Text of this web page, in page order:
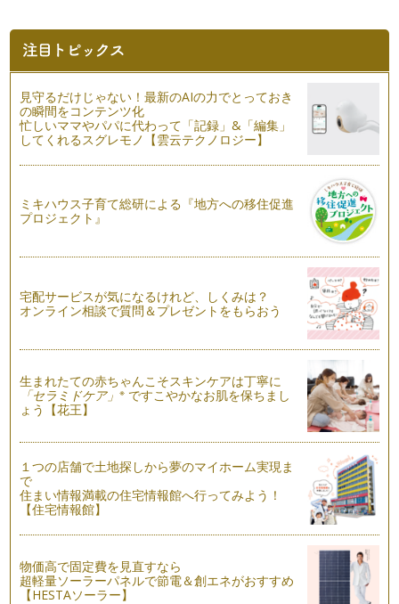
になられたでしょう？お正月は子ども…
和の宗教
日本の多くのママたちは、新しい命を授かったら、神社で腹帯
をもらい、 『天の神様、仏…
日本舞踊
お子さまの習い事に日本舞踊はいかがですか？ 和のリ…
紅葉
紅葉は日本文化！ と、渡米するまでは、勝手に思い込んでい
た私・・・ …
七＋五＋三＝十五 そう、十五日は七五三。１１月の休日にな
ると、神社で目に…
天高く馬肥ゆる秋。 ９月から１０月にかけて、園や学校、地
お辞儀
幼少の頃、『こんにちは』『ありがとう』『ごめんなさい』と
見守るだけじゃない！最新のAIの力でとっておき
の瞬間をコンテンツ化
忙しいママやパパに代わって「記録」&「編集」
してくれるスグレモノ【雲云テクノロジー】
ミキハウス子育て総研による『地方への移住促進
プロジェクト』
宅配サービスが気になるけれど、しくみは？
オンライン相談で質問＆プレゼントをもらおう
生まれたての赤ちゃんこそスキンケアは丁寧に
「セラミドケア」※ ですこやかなお肌を保ちまし
ょう【花王】
１つの店舗で土地探しから夢のマイホーム実現ま
で
住まい情報満載の住宅情報館へ行ってみよう！
【住宅情報館】
物価高で固定費を見直すなら
超軽量ソーラーパネルで節電＆創エネがおすすめ
【HESTAソーラー】